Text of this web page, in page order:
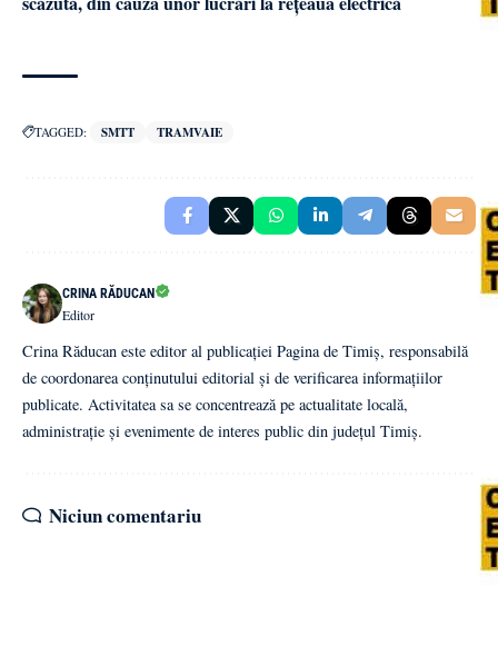
TAGGED: SMTT TRAMVAIE
CRINA RĂDUCAN
Editor
Crina Răducan este editor al publicației Pagina de Timiș, responsabilă
de coordonarea conținutului editorial și de verificarea informațiilor
publicate. Activitatea sa se concentrează pe actualitate locală,
administrație și evenimente de interes public din județul Timiș.
Niciun comentariu